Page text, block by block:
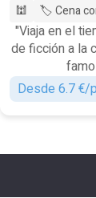
🕍 🏷️ Cena
"Viaja en el
de ficción a la
Desde 6.7 €/p